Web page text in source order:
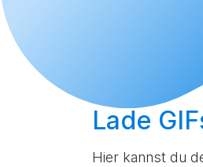
Lade
Hier kannst du